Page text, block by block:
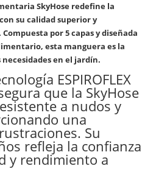
SkyHose redefine la
su calidad superior y
por 5 capas y diseñada
esta manguera es la
en el jardín.
ESPIROFLEX
que la SkyHose
a nudos y
una
Su
refleja la confianza
y rendimiento a